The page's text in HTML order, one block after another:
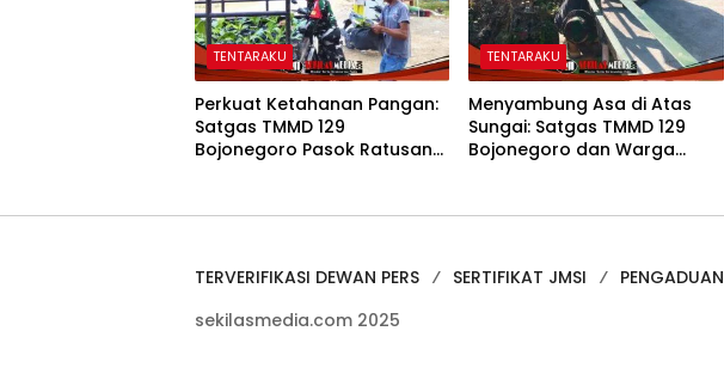
TENTARAKU
Perkuat Ketahanan Pangan:
Satgas TMMD 129
Bojonegoro Pasok Ratusan
TENTARAKU
Menyambung Asa di Atas
Sungai: Satgas TMMD 129
Bojonegoro dan Warga
TERVERIFIKASI DEWAN PERS SERTIFIKAT JMSI PENGADUAN
sekilasmedia.com 2025